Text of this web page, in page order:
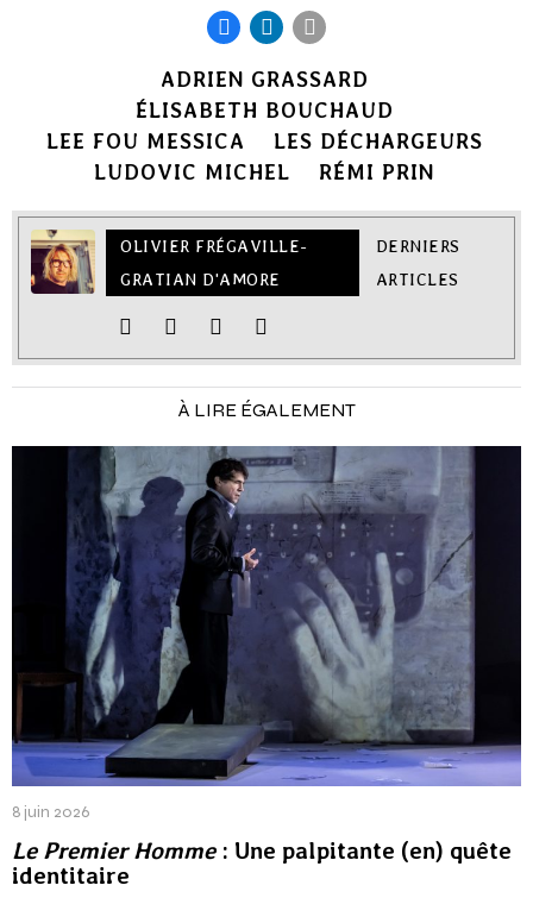
ADRIEN GRASSARD
ÉLISABETH BOUCHAUD
LEE FOU MESSICA
LES DÉCHARGEURS
LUDOVIC MICHEL
RÉMI PRIN
OLIVIER FRÉGAVILLE-
GRATIAN D'AMORE
DERNIERS
ARTICLES
À LIRE ÉGALEMENT
8 juin 2026
Le Premier Homme: Une palpitante (en) quête
identitaire